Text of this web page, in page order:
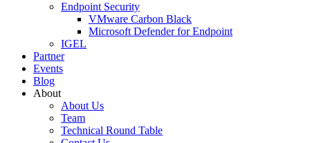
Endpoint Security
VMware Carbon Black
Microsoft Defender for Endpoint
IGEL
Partner
Events
Blog
About
About Us
Team
Technical Round Table